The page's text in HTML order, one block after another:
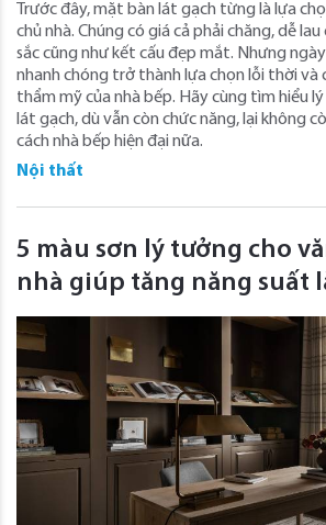
Trước đây, mặt bàn lát gạch từng là lựa
chủ nhà. Chúng có giá cả phải chăng, dễ
sắc cũng như kết cấu đẹp mắt. Nhưng
nhanh chóng trở thành lựa chọn lỗi thời và
thẩm mỹ của nhà bếp. Hãy cùng tìm hiểu
lát gạch, dù vẫn còn chức năng, lại không
cách nhà bếp hiện đại nữa.
Nội thất
5 màu sơn lý tưởng cho
nhà giúp tăng năng suất